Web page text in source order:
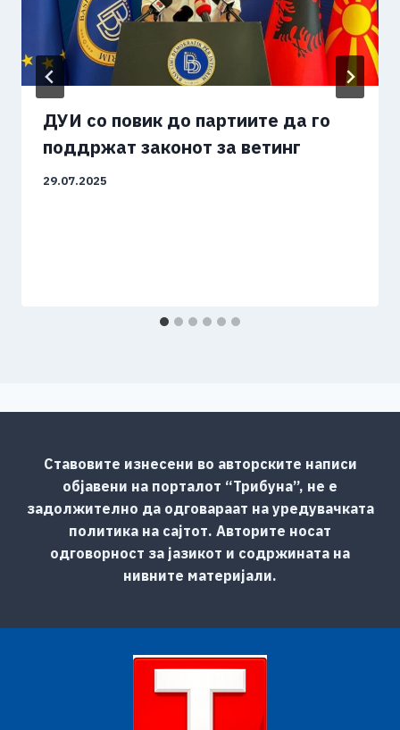
ДУИ со повик до партиите да го
поддржат законот за ветинг
29.07.2025
Ставовите изнесени во авторските написи
објавени на порталот “Трибуна”, не е
задолжително да одговараат на уредувачката
политика на сајтот. Авторите носат
одговорност за јазикот и содржината на
нивните материјали.